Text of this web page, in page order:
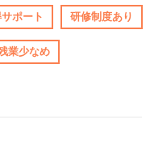
ポート 研修制度あり
業少なめ